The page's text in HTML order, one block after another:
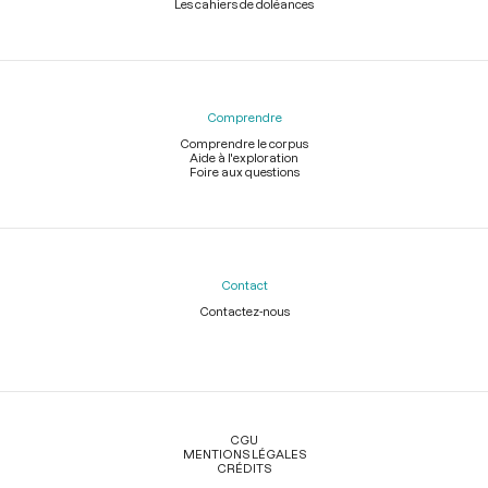
Les cahiers de doléances
Comprendre
Comprendre le corpus
Aide à l'exploration
Foire aux questions
Contact
Contactez-nous
Légal
CGU
MENTIONS LÉGALES
CRÉDITS